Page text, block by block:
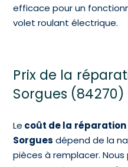
efficace pour un
volet roulant électrique.
Prix de la
Sorgues (84270)
Le coût de la réparation
Sorgues dépend de la
pièces à remplacer.